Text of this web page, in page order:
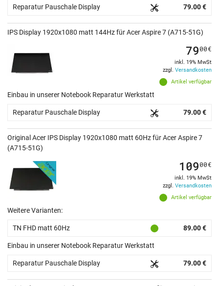
Reparatur Pauschale Display 79.00 €
IPS Display 1920x1080 matt 144Hz für Acer Aspire 7 (A715-51G)
Artikel verfügbar
7900€
inkl. 19% MwSt
zzgl. Versandkosten
Einbau in unserer Notebook Reparatur Werkstatt
Reparatur Pauschale Display 79.00 €
Original Acer IPS Display 1920x1080 matt 60Hz für Acer Aspire 7
(A715-51G)
Artikel verfügbar
10900€
inkl. 19% MwSt
zzgl. Versandkosten
Weitere Varianten:
TN FHD matt 60Hz 89.00 €
Einbau in unserer Notebook Reparatur Werkstatt
Reparatur Pauschale Display 79.00 €